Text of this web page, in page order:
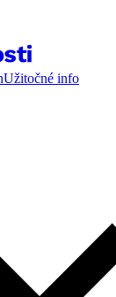
Užitočné info